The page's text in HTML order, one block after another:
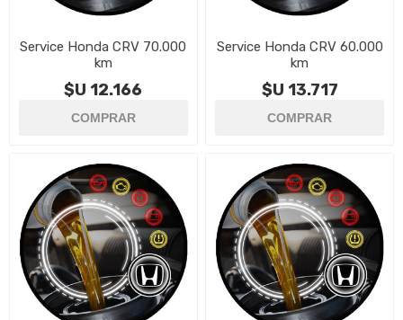
Service Honda CRV 70.000
km
$U 12.166
Service Honda CRV 60.000
km
$U 13.717